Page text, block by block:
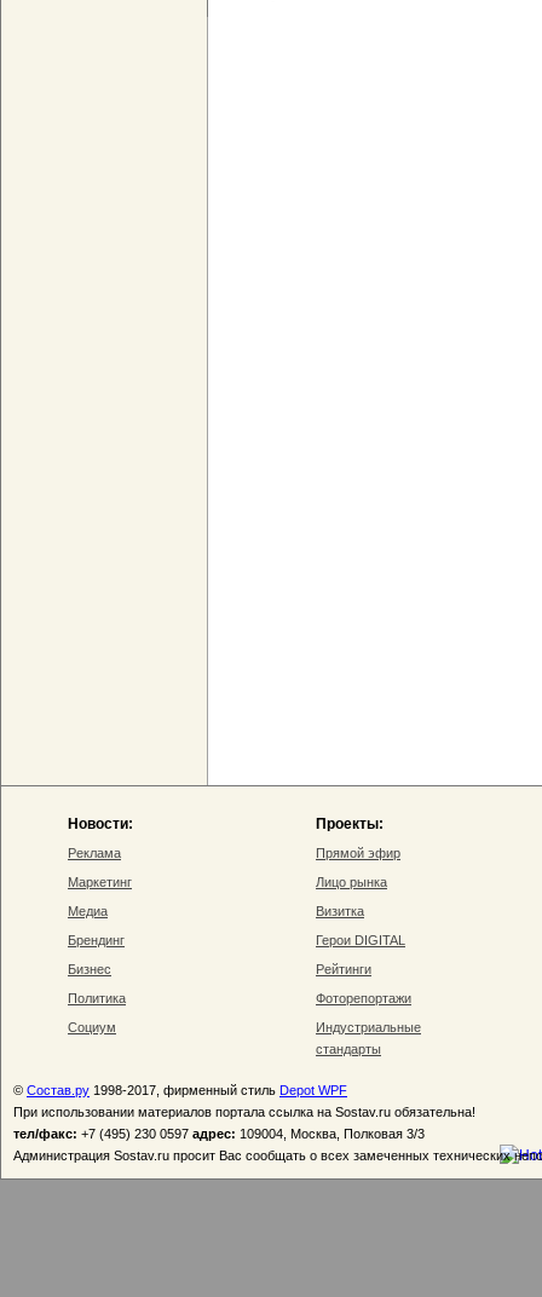
Новости:
Реклама
Маркетинг
Медиа
Брендинг
Бизнес
Политика
Социум
Проекты:
Прямой эфир
Лицо рынка
Визитка
Герои DIGITAL
Рейтинги
Фоторепортажи
Индустриальные
стандарты
© Состав.ру 1998-2017, фирменный стиль Depot WPF
При использовании материалов портала ссылка на Sostav.ru обязательна!
тел/факс: +7 (495) 230 0597 адрес: 109004, Москва, Полковая 3/3
Администрация Sostav.ru просит Вас сообщать о всех замеченных технических